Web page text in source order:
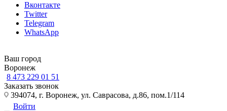
Вконтакте
Twitter
Telegram
WhatsApp
Ваш город
Воронеж
8 473 229 01 51
Заказать звонок
394074, г. Воронеж, ул. Саврасова, д.86, пом.1/114
Войти